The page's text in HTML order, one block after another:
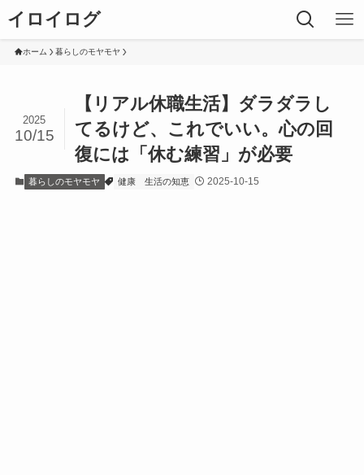
イロイログ
ホーム 暮らしのモヤモヤ
【リアル休職生活】ダラダラし
てるけど、これでいい。心の回
復には「休む練習」が必要
2025
10/15
暮らしのモヤモヤ 健康 生活の知恵 2025-10-15